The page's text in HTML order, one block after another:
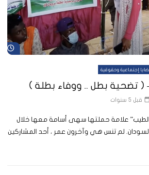
إجتماعية وحقوقية
( تضحية بطل .. ووفاء بطلة )
قبل 5 سنوات
“أنا عمر الطيب” علامة حملتها سهى أسامة معها خلال
لم تنس هي وآخرون عمر ، أحد المشاركين